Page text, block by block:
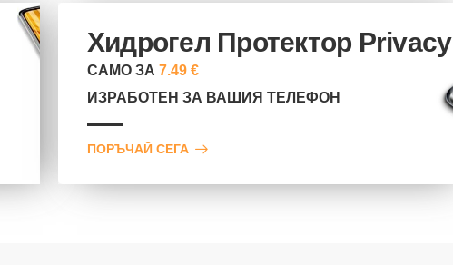
Хидрогел Протектор Privacy
САМО ЗА 7.49 €
ИЗРАБОТЕН ЗА ВАШИЯ ТЕЛЕФОН
ПОРЪЧАЙ СЕГА